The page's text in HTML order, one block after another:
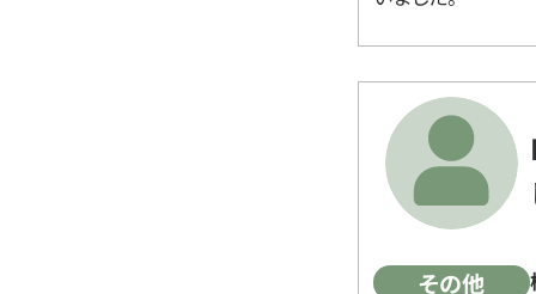
その他